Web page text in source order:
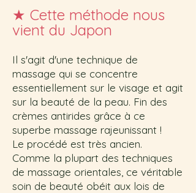
★ Cette méthode nous
vient du Japon
Il s'agit d'une technique de
massage qui se concentre
essentiellement sur le visage et agit
sur la beauté de la peau. Fin des
crèmes antirides grâce à ce
superbe massage rajeunissant !
Le procédé est très ancien.
Comme la plupart des techniques
de massage orientales, ce véritable
soin de beauté obéit aux lois de